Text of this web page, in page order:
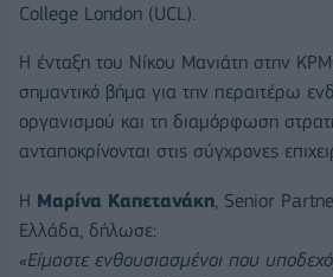
College London (UCL).
Η ένταξη του Νίκου Μανιάτη στην
σημαντικό βήμα για την περαιτέρω
οργανισμού και τη διαμόρφωση
ανταποκρίνονται στις σύγχρονες
Η Μαρίνα Καπετανάκη, Senior
Ελλάδα, δήλωσε:
«Είμαστε ενθουσιασμένοι που